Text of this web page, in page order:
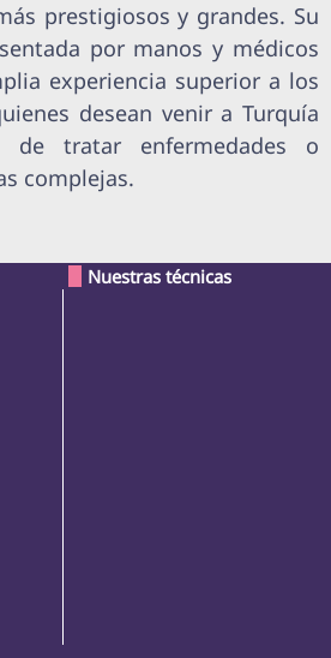
prestigiosos y grandes. Su
por manos y médicos
experiencia superior a los
desean venir a Turquía
tratar enfermedades o
complejas.
Nuestras técnicas